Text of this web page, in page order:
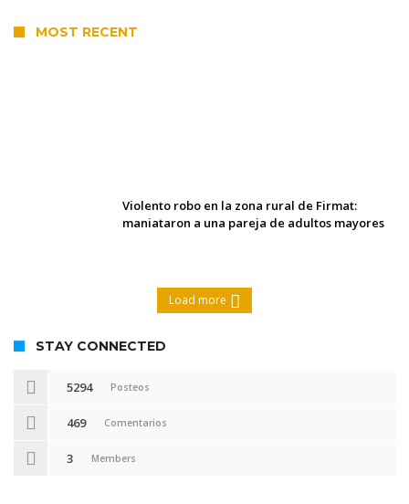
MOST RECENT
Violento robo en la zona rural de Firmat:
maniataron a una pareja de adultos mayores
Load more
STAY CONNECTED
5294 Posteos
469 Comentarios
3 Members